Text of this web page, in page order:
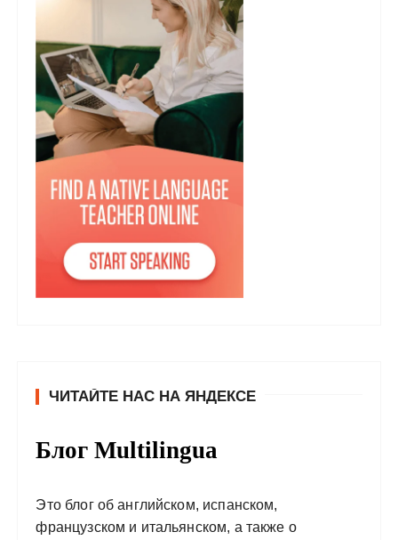
ЧИТАЙТЕ НАС НА ЯНДЕКСЕ
Блог Multilingua
Это блог об английском, испанском,
французском и итальянском, а также о